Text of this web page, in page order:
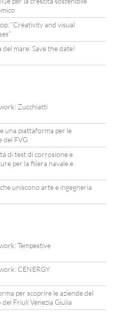
“Creativity and visual
mare: Save the date!
Zucchiatti
una piattaforma per le
del FVG
di test di corrosione e
per la filiera navale e
uniscono arte e ingegneria
Tempestive
CENERGY
per scoprire le aziende del
Friuli Venezia Giulia